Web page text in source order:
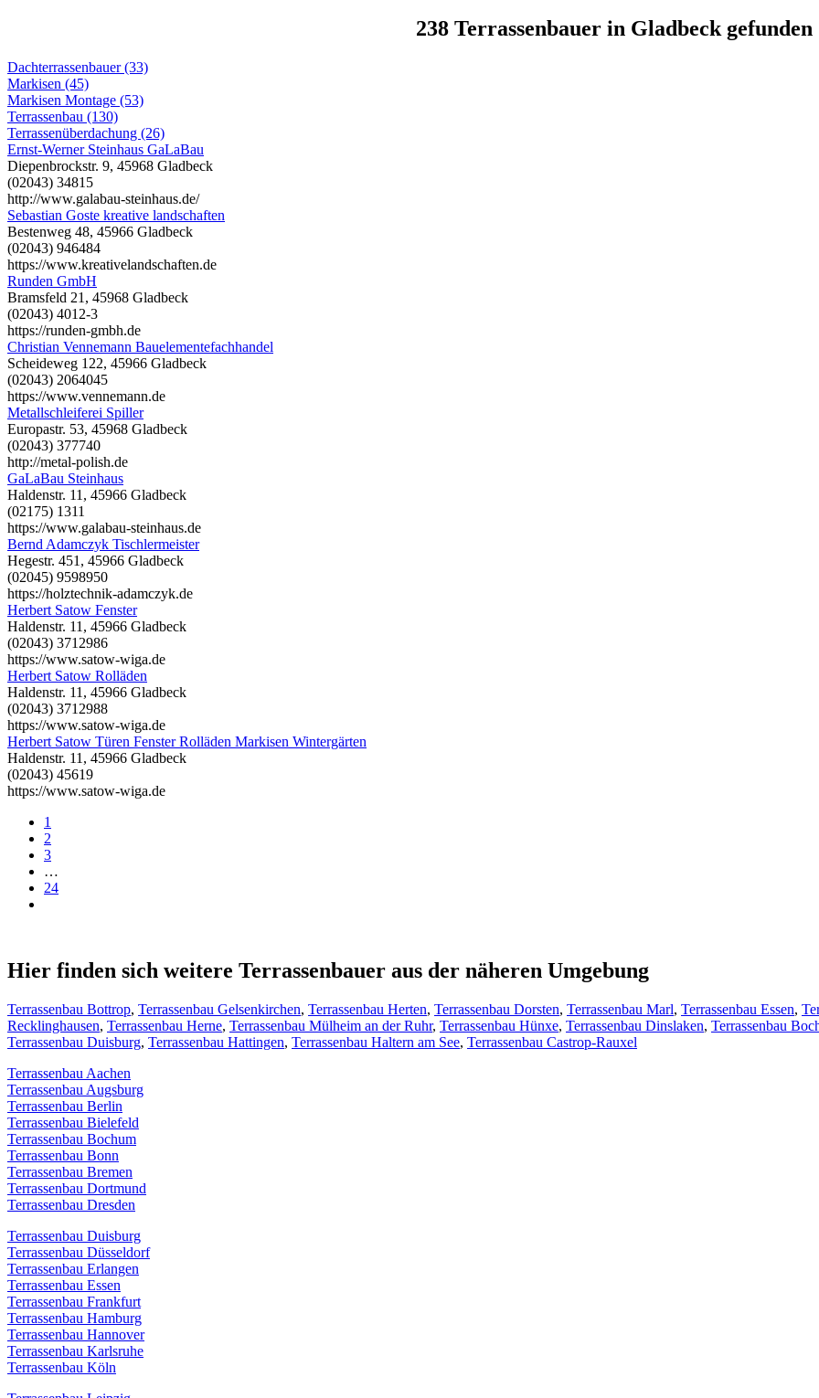
238 Terrassenbauer in Gladbeck gefunden
Dachterrassenbauer (33)
Markisen (45)
Markisen Montage (53)
Terrassenbau (130)
Terrassenüberdachung (26)
Ernst-Werner Steinhaus GaLaBau
Diepenbrockstr. 9, 45968 Gladbeck
(02043) 34815
http://www.galabau-steinhaus.de/
Sebastian Goste kreative landschaften
Bestenweg 48, 45966 Gladbeck
(02043) 946484
https://www.kreativelandschaften.de
Runden GmbH
Bramsfeld 21, 45968 Gladbeck
(02043) 4012-3
https://runden-gmbh.de
Christian Vennemann Bauelementefachhandel
Scheideweg 122, 45966 Gladbeck
(02043) 2064045
https://www.vennemann.de
Metallschleiferei Spiller
Europastr. 53, 45968 Gladbeck
(02043) 377740
http://metal-polish.de
GaLaBau Steinhaus
Haldenstr. 11, 45966 Gladbeck
(02175) 1311
https://www.galabau-steinhaus.de
Bernd Adamczyk Tischlermeister
Hegestr. 451, 45966 Gladbeck
(02045) 9598950
https://holztechnik-adamczyk.de
Herbert Satow Fenster
Haldenstr. 11, 45966 Gladbeck
(02043) 3712986
https://www.satow-wiga.de
Herbert Satow Rolläden
Haldenstr. 11, 45966 Gladbeck
(02043) 3712988
https://www.satow-wiga.de
Herbert Satow Türen Fenster Rolläden Markisen Wintergärten
Haldenstr. 11, 45966 Gladbeck
(02043) 45619
https://www.satow-wiga.de
1
2
3
…
24
Hier finden sich weitere Terrassenbauer aus der näheren Umgebung
Terrassenbau Bottrop, Terrassenbau Gelsenkirchen, Terrassenbau Herten, Terrassenbau Dorsten, Terrassenbau Marl, Terrassenbau Essen,
Recklinghausen, Terrassenbau Herne, Terrassenbau Mülheim an der Ruhr, Terrassenbau Hünxe, Terrassenbau Dinslaken, Terrassenbau
Terrassenbau Duisburg, Terrassenbau Hattingen, Terrassenbau Haltern am See, Terrassenbau Castrop-Rauxel
Terrassenbau Aachen
Terrassenbau Augsburg
Terrassenbau Berlin
Terrassenbau Bielefeld
Terrassenbau Bochum
Terrassenbau Bonn
Terrassenbau Bremen
Terrassenbau Dortmund
Terrassenbau Dresden
Terrassenbau Duisburg
Terrassenbau Düsseldorf
Terrassenbau Erlangen
Terrassenbau Essen
Terrassenbau Frankfurt
Terrassenbau Hamburg
Terrassenbau Hannover
Terrassenbau Karlsruhe
Terrassenbau Köln